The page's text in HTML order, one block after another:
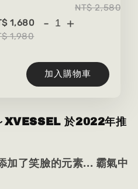
1,680
1,980
- +
NT$ 2,580
加入購物車
XVESSEL 於2022年推
加了笑臉的元素... 霸氣中